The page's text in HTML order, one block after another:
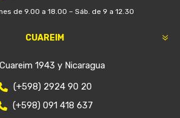
de 9.00 a 18.00 – Sáb. de 9 a 12.30
CUAREIM
Cuareim 1943 y Nicaragua
(+598) 2924 90 20
(+598) 091 418 637